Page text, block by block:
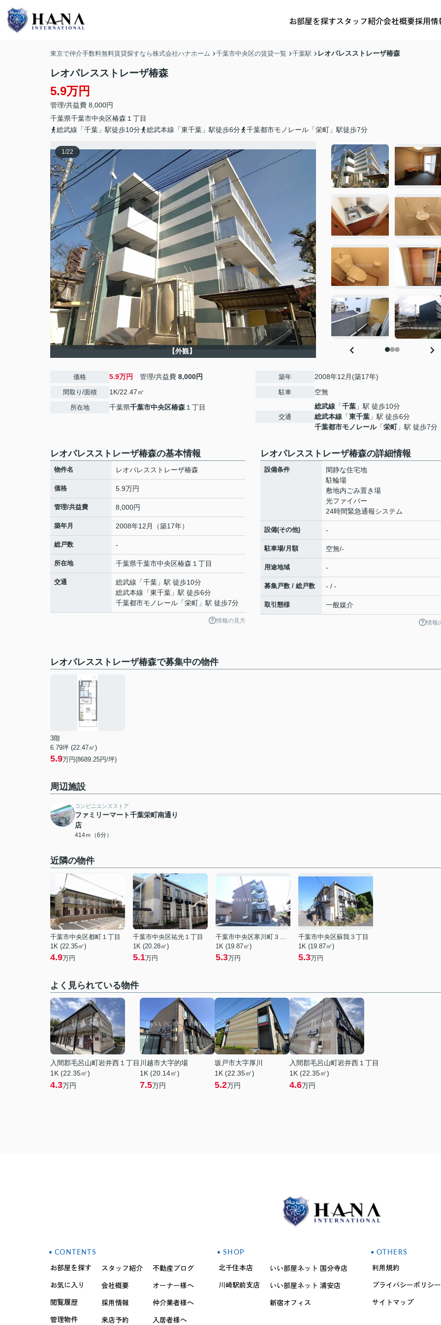
お部屋を探すスタッフ紹介会社概要採用情
東京で仲介手数料無料賃貸探すなら株式会社ハナホーム 千葉市中央区の賃貸一覧 千葉駅 レオパレスストレーザ椿森
レオパレスストレーザ椿森
5.9万円
管理/共益費 8,000円
千葉県千葉市中央区椿森 １丁目
総武線「千葉」駅徒歩10分
総武本線「東千葉」駅徒歩6分 千葉都市モノレール「栄町」駅徒歩7分
1/22
【外観】
価格 5.9万円 管理/共益費 8,000円
間取り/面積 1K/22.47㎡
所在地 千葉県千葉市中央区椿森 １丁目
築年 2008年12月(築17年)
駐車 空無
交通
総武線 「千葉 」駅 徒歩10分
総武本線 「東千葉 」駅 徒歩6分
千葉都市モノレール「栄町」駅 徒歩7分
レオパレスストレーザ椿森の基本情報
物件名 レオパレスストレーザ椿森
価格 5.9万円
管理/共益費 8,000円
築年月 2008年12月（築17年）
総戸数 -
所在地 千葉県千葉市中央区椿森 １丁目
交通 総武線 「千葉 」駅 徒歩10分
総武本線 「東千葉 」駅 徒歩6分
千葉都市モノレール 「栄町 」駅 徒歩7分
情報の見方
レオパレスストレーザ椿森の詳細情報
設備条件
閑静な住宅地
駐輪場
敷地内ごみ置き場
光ファイバー
24時間緊急通報システム
設備(その他) -
駐車場/月額 空無/-
用途地域 -
募集戸数 / 総戸数 - / -
取引態様 一般媒介
情報
レオパレスストレーザ椿森で募集中の物件
3階
6.79坪 (22.47㎡)
5.9万円(8689.25円/坪)
周辺施設
コンビニエンスストア
ファミリーマート千葉栄町南通り
店
414ｍ（6分）
近隣の物件
千葉市中央区都町１丁目
1K (22.35㎡)
4.9万円
千葉市中央区祐光１丁目
1K (20.28㎡)
5.1万円
千葉市中央区寒川町３丁目
1K (19.87㎡)
5.3万円
千葉市中央区蘇我３丁目
1K (19.87㎡)
5.3万円
よく見られている物件
入間郡毛呂山町岩井西１丁目
1K (22.35㎡)
4.3万円
川越市大字的場
1K (20.14㎡)
7.5万円
坂戸市大字厚川
1K (22.35㎡)
5.2万円
入間郡毛呂山町岩井西１丁目
1K (22.35㎡)
4.6万円
CONTENTS
お部屋を探す
お気に入り
閲覧履歴
管理物件
スタッフ紹介
会社概要
採用情報
来店予約
不動産ブログ
オーナー様へ
仲介業者様へ
入居者様へ
SHOP
北千住本店
川崎駅前支店
いい部屋ネット 国分寺店
いい部屋ネット 浦安店
新宿オフィス
OTHERS
利用規約
プライバシーポリシー
サイトマップ